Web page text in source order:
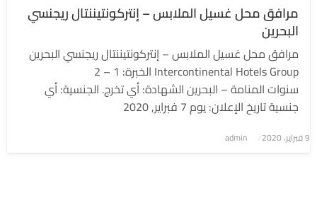
مرافق محل غسيل الملابس – إنتركونتيننتال ريجنسي
البحرين
مرافق محل غسيل الملابس – إنتركونتيننتال ريجنسي البحرين
Intercontinental Hotels Group الخبرة: 1 – 2
سنوات المنامة – البحرين الشهادة: أي تخرج. الجنسية: أي
جنسية تاريخ الإعلان: يوم 7 فبراير, 2020
نُشر
9 فبراير، 2020 admin